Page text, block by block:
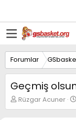
Forumlar
Geçmiş
K
o
Rüzgar Acuner